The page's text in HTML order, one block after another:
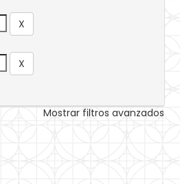
Mostrar filtros avanzados